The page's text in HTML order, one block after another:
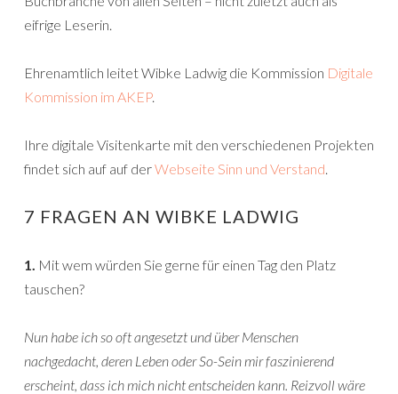
eifrige Leserin.
Ehrenamtlich leitet Wibke Ladwig die Kommission Digitale
Kommission im AKEP.
Ihre digitale Visitenkarte mit den verschiedenen Projekten
findet sich auf auf derWebseite Sinn und Verstand.
7 FRAGEN AN WIBKE LADWIG
1. Mit wem würden Sie gerne für einen Tag den Platz
tauschen?
Nun habe ich so oft angesetzt und über Menschen
nachgedacht, deren Leben oder So-Sein mir faszinierend
erscheint, dass ich mich nicht entscheiden kann. Reizvoll wäre